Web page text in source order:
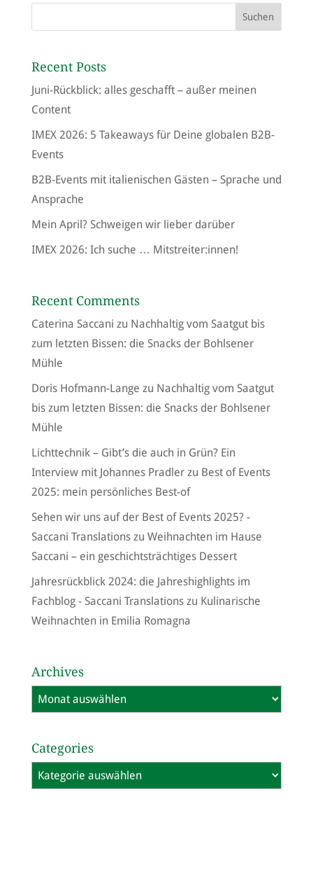
Recent Posts
Juni-Rückblick: alles geschafft – außer meinen
Content
IMEX 2026: 5 Takeaways für Deine globalen B2B-
Events
B2B-Events mit italienischen Gästen – Sprache und
Ansprache
Mein April? Schweigen wir lieber darüber
IMEX 2026: Ich suche … Mitstreiter:innen!
Recent Comments
Caterina Saccani zu Nachhaltig vom Saatgut bis
zum letzten Bissen: die Snacks der Bohlsener
Mühle
Doris Hofmann-Lange zu Nachhaltig vom Saatgut
bis zum letzten Bissen: die Snacks der Bohlsener
Mühle
Lichttechnik – Gibt’s die auch in Grün? Ein
Interview mit Johannes Pradlerzu Best of Events
2025: mein persönliches Best-of
Sehen wir uns auf der Best of Events 2025? -
Saccani Translationszu Weihnachten im Hause
Saccani – ein geschichtsträchtiges Dessert
Jahresrückblick 2024: die Jahreshighlights im
Fachblog - Saccani Translationszu Kulinarische
Weihnachten in Emilia Romagna
Archives
Archives
Categories
Categories